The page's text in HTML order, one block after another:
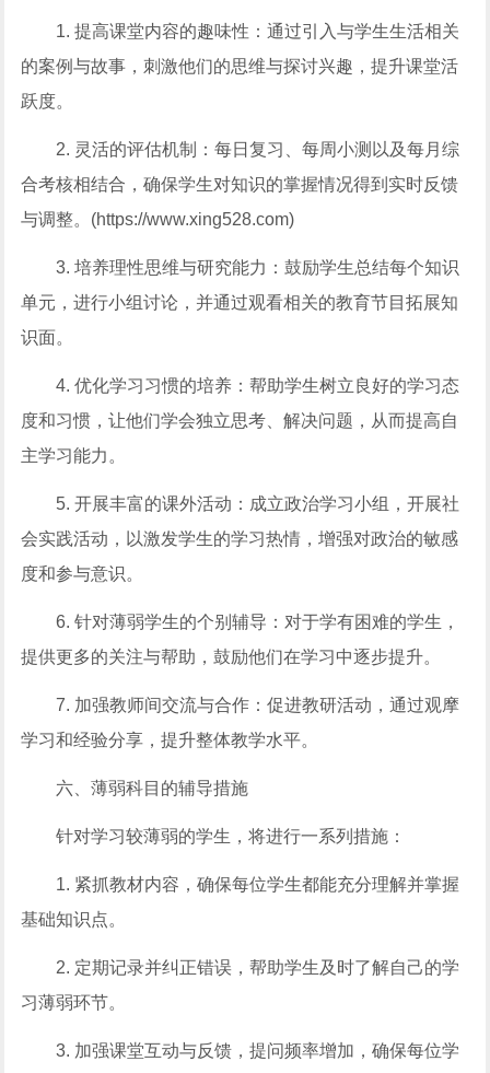
1. 提高课堂内容的趣味性：通过引入与学生生活相关
的案例与故事，刺激他们的思维与探讨兴趣，提升课堂活
跃度。
2. 灵活的评估机制：每日复习、每周小测以及每月综
合考核相结合，确保学生对知识的掌握情况得到实时反馈
与调整。(https://www.xing528.com)
3. 培养理性思维与研究能力：鼓励学生总结每个知识
单元，进行小组讨论，并通过观看相关的教育节目拓展知
识面。
4. 优化学习习惯的培养：帮助学生树立良好的学习态
度和习惯，让他们学会独立思考、解决问题，从而提高自
主学习能力。
5. 开展丰富的课外活动：成立政治学习小组，开展社
会实践活动，以激发学生的学习热情，增强对政治的敏感
度和参与意识。
6. 针对薄弱学生的个别辅导：对于学有困难的学生，
提供更多的关注与帮助，鼓励他们在学习中逐步提升。
7. 加强教师间交流与合作：促进教研活动，通过观摩
学习和经验分享，提升整体教学水平。
六、薄弱科目的辅导措施
针对学习较薄弱的学生，将进行一系列措施：
1. 紧抓教材内容，确保每位学生都能充分理解并掌握
基础知识点。
2. 定期记录并纠正错误，帮助学生及时了解自己的学
习薄弱环节。
3. 加强课堂互动与反馈，提问频率增加，确保每位学